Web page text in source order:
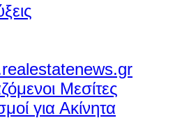
Μεσίτες
για Ακίνητα